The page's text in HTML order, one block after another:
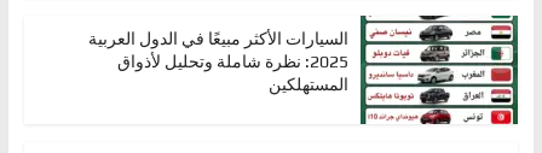
السيارات الأكثر مبيعًا في الدول العربية
2025: نظرة شاملة وتحليل لأذواق
المستهلكين